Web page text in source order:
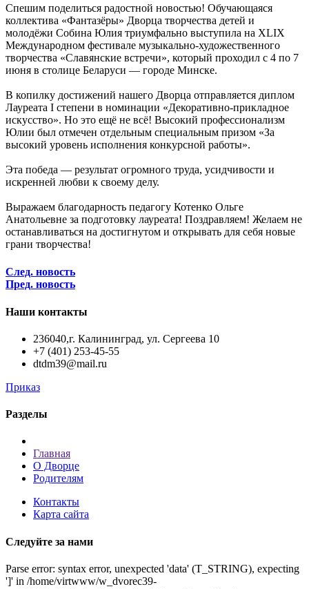
Спешим поделиться радостной новостью! Обучающаяся
коллектива «Фантазёры» Дворца творчества детей и
молодёжи Собина Юлия триумфально выступила на XLIX
Международном фестивале музыкально-художественного
творчества «Славянские встречи», который проходил с 4 по 7
июня в столице Беларуси — городе Минске.
В копилку достижений нашего Дворца отправляется диплом
Лауреата I степени в номинации «Декоративно-прикладное
искусство». Но это ещё не всё! Высокий профессионализм
Юлии был отмечен отдельным специальным призом «За
высокий уровень исполнения конкурсной работы».
Эта победа — результат огромного труда, усидчивости и
искренней любви к своему делу.
Выражаем благодарность педагогу Котенко Ольге
Анатольевне за подготовку лауреата! Поздравляем! Желаем не
останавливаться на достигнутом и открывать для себя новые
грани творчества!
След. новость
Пред. новость
Наши контакты
236040,г. Калининград, ул. Сергеева 10
+7 (401) 253-45-55
dtdm39@mail.ru
Приказ
Разделы
Главная
О Дворце
Родителям
Контакты
Карта сайта
Следуйте за нами
Parse error: syntax error, unexpected 'data' (T_STRING), expecting
']' in /home/virtwww/w_dvorec39-